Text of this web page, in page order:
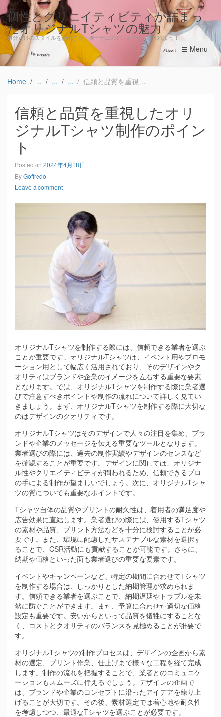
個性とクリエイティビティが詰まっ
たオリジナルTシャツの魅力
自分だけのスタイルを演出する、唯一無二のTシャツを手に入れよう！
Menu
Home 信頼と品質を重視したオリジナルTシャツ制作のポイント
信頼と品質を重視したオリ
ジナルTシャツ制作のポイン
ト
Posted on 2024年4月18日
ByGoffredo
Leave a comment
オリジナルTシャツを制作する際には、信頼できる業者を選ぶ
ことが重要です。 オリジナルTシャツは、イベント用やプロモ
ーション用として幅広く活用されており、そのデザインやク
オリティはブランドや企業のイメージを左右する重要な要素
となります。では、オリジナルTシャツを制作する際に業者選
びで注意すべきポイントや制作の流れについて詳しく見てい
きましょう。まず、オリジナルTシャツを制作する際に大切な
のはデザインのクオリティです。
オリジナルTシャツはそのデザインで人々の注目を集め、ブラ
ンドや企業のメッセージを伝える重要なツールとなります。
業者選びの際には、過去の制作実績やデザインのセンスなど
を確認することが重要です。デザインに関しては、オリジナ
ル性やクリエイティビティが問われるため、信頼できるプロ
の手による制作が望ましいでしょう。次に、オリジナルTシャ
ツの質についても重要なポイントです。
Tシャツ自体の品質やプリントの耐久性は、着用者の満足度や
広告効果に直結します。業者選びの際には、使用するTシャツ
の素材や品質、プリント方法などを十分に検討することが必
要です。また、環境に配慮したサステナブルな素材を選択す
ることで、CSR活動にも貢献することが可能です。さらに、
納期や価格といった面も業者選びの重要な要素です。
イベントやキャンペーンなど、特定の期間に合わせてTシャツ
を制作する場合は、しっかりとした納期管理が求められま
す。信頼できる業者を選ぶことで、納期遅延やトラブルを未
然に防ぐことができます。また、予算に合わせた適切な価格
設定も重要です。安いからといって品質を犠牲にすることな
く、コストとクオリティのバランスを見極めることが肝要で
す。
オリジナルTシャツの制作プロセスは、デザインの企画から素
材の選定、プリント作業、仕上げまで様々な工程を経て完成
します。制作の流れを把握することで、業者とのコミュニケ
ーションもスムーズに行えるでしょう。デザインの企画で
は、ブランドや企業のコンセプトに沿ったアイデアを練り上
げることが大切です。その後、素材選定では着心地や耐久性
を考慮しつつ、最適なTシャツを選ぶことが必要です。